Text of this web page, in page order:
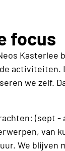
focus
Kasterlee
activiteiten.
we zelf.
(sept -
van
We blijven